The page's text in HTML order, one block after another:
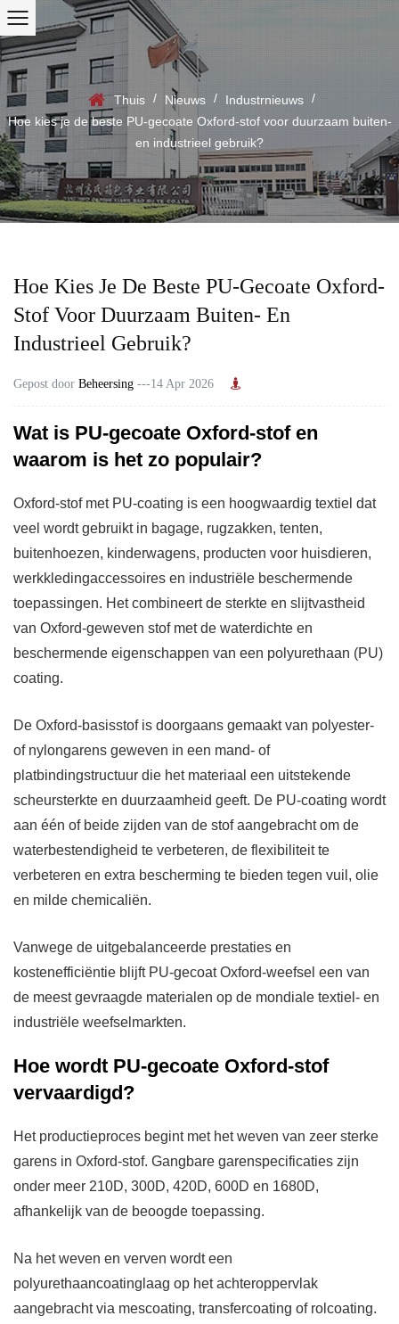
Thuis / Nieuws / Industrnieuws /
Hoe kies je de beste PU-gecoate Oxford-stof voor duurzaam buiten-
en industrieel gebruik?
Hoe Kies Je De Beste PU-Gecoate Oxford-
Stof Voor Duurzaam Buiten- En
Industrieel Gebruik?
Gepost door Beheersing ---14 Apr 2026
Wat is PU-gecoate Oxford-stof en
waarom is het zo populair?
Oxford-stof met PU-coating is een hoogwaardig textiel dat
veel wordt gebruikt in bagage, rugzakken, tenten,
buitenhoezen, kinderwagens, producten voor huisdieren,
werkkledingaccessoires en industriële beschermende
toepassingen. Het combineert de sterkte en slijtvastheid
van Oxford-geweven stof met de waterdichte en
beschermende eigenschappen van een polyurethaan (PU)
coating.
De Oxford-basisstof is doorgaans gemaakt van polyester-
of nylongarens geweven in een mand- of
platbindingstructuur die het materiaal een uitstekende
scheursterkte en duurzaamheid geeft. De PU-coating wordt
aan één of beide zijden van de stof aangebracht om de
waterbestendigheid te verbeteren, de flexibiliteit te
verbeteren en extra bescherming te bieden tegen vuil, olie
en milde chemicaliën.
Vanwege de uitgebalanceerde prestaties en
kostenefficiëntie blijft PU-gecoat Oxford-weefsel een van
de meest gevraagde materialen op de mondiale textiel- en
industriële weefselmarkten.
Hoe wordt PU-gecoate Oxford-stof
vervaardigd?
Het productieproces begint met het weven van zeer sterke
garens in Oxford-stof. Gangbare garenspecificaties zijn
onder meer 210D, 300D, 420D, 600D en 1680D,
afhankelijk van de beoogde toepassing.
Na het weven en verven wordt een
polyurethaancoatinglaag op het achteroppervlak
aangebracht via mescoating, transfercoating of rolcoating.